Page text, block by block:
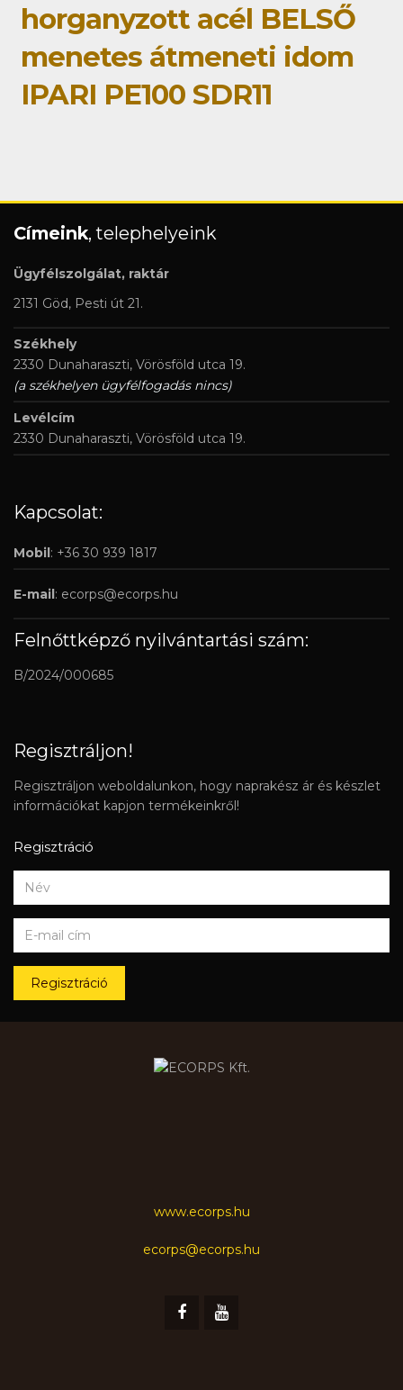
horganyzott acél BELSŐ
menetes átmeneti idom
IPARI PE100 SDR11
Címeink, telephelyeink
Ügyfélszolgálat, raktár
2131 Göd, Pesti út 21.
Székhely
2330 Dunaharaszti, Vörösföld utca 19.
(a székhelyen ügyfélfogadás nincs)
Levélcím
2330 Dunaharaszti, Vörösföld utca 19.
Kapcsolat:
Mobil: +36 30 939 1817
E-mail: ecorps@ecorps.hu
Felnőttképző nyilvántartási szám:
B/2024/000685
Regisztráljon!
Regisztráljon weboldalunkon, hogy naprakész ár és készlet
információkat kapjon termékeinkről!
Regisztráció
Regisztráció
www.ecorps.hu
ecorps@ecorps.hu